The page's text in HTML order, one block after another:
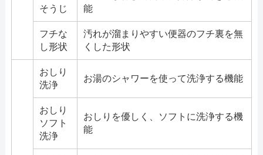
そうじ
能
フチな
し形状
汚れが溜まりやすい便器のフチ裏を無
くした形状
おしり
洗浄
お湯のシャワーを使って洗浄する機能
おしり
ソフト
洗浄
おしりを優しく、ソフトに洗浄する機
能